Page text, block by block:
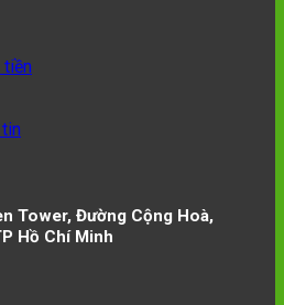
tiền
Tower, Đường Cộng Hoà,
Hồ Chí Minh